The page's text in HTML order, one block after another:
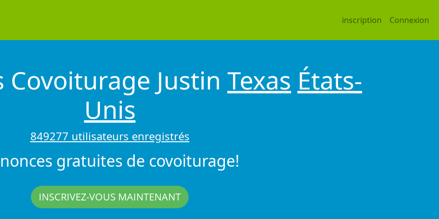
inscription Connexion
Justin Texas États-
Unis
849277 utilisateurs enregistrés
gratuites de covoiturage!
INSCRIVEZ-VOUS MAINTENANT